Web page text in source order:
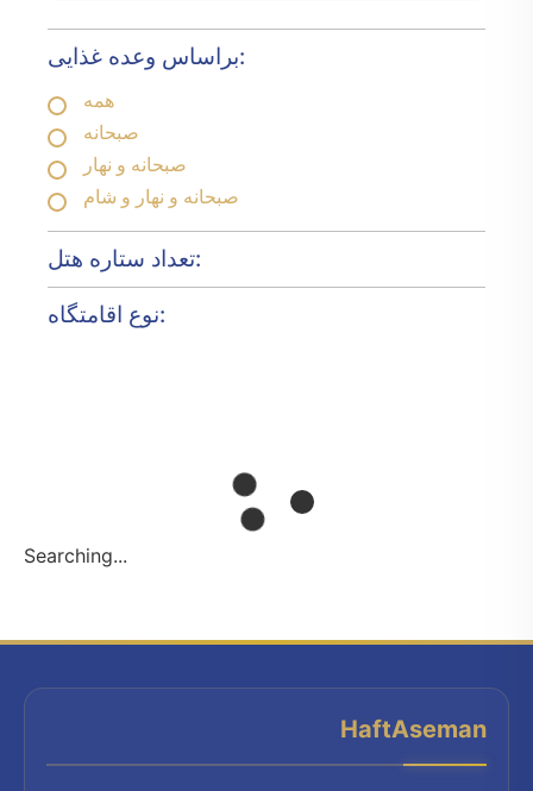
براساس وعده غذایی:
همه
صبحانه
صبحانه و نهار
صبحانه و نهار و شام
تعداد ستاره هتل:
نوع اقامتگاه:
Searching...
HaftAseman